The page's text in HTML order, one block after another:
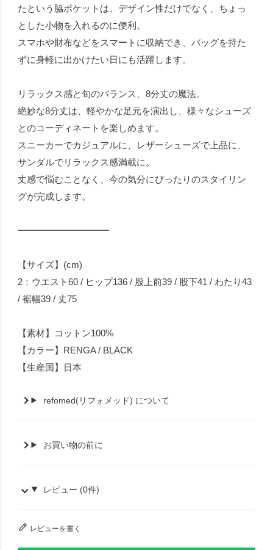
たという脇ポケットは、デザイン性だけでなく、ちょっ
とした小物を入れるのに便利。
スマホや財布などをスマートに収納でき、バッグを持た
ずに身軽に出かけたい日にも活躍します。
リラックス感と旬のバランス、8分丈の魔法。
絶妙な8分丈は、軽やかな足元を演出し、様々なシューズ
とのコーディネートを楽しめます。
スニーカーでカジュアルに、レザーシューズで上品に、
サンダルでリラックス感満載に。
丈感で悩むことなく、今の気分にぴったりのスタイリン
グが完成します。
━━━━━━━━━━
【サイズ】(cm)
2：ウエスト60 / ヒップ136 / 股上前39 / 股下41 / わたり43
/ 裾幅39 / 丈75
【素材】コットン100%
【カラー】RENGA / BLACK
【生産国】日本
refomed(リフォメッド) について
お買い物の前に
レビュー (0件)
レビューを書く